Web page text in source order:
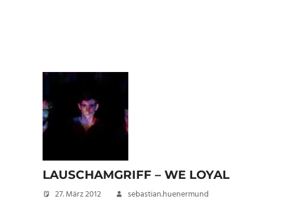
LAUSCHAMGRIFF – WE LOYAL
27. März 2012 sebastian.huenermund